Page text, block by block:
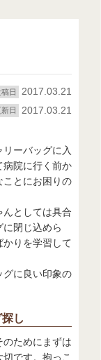
日 2017.03.21
日 2017.03.21
ーバッグに入
病院に行く前か
ことにお困りの
としては具合
閉じ込めら
りを学習して
グに良い印象の
し
ためにまずは
です。抱っこ